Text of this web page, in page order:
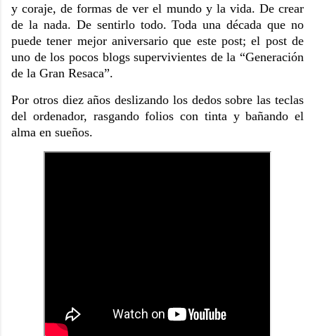
y coraje, de formas de ver el mundo y la vida. De crear
de la nada. De sentirlo todo. Toda una década que no
puede tener mejor aniversario que este post; el post de
uno de los pocos blogs supervivientes de la “Generación
de la Gran Resaca”.
Por otros diez años deslizando los dedos sobre las teclas
del ordenador, rasgando folios con tinta y bañando el
alma en sueños.